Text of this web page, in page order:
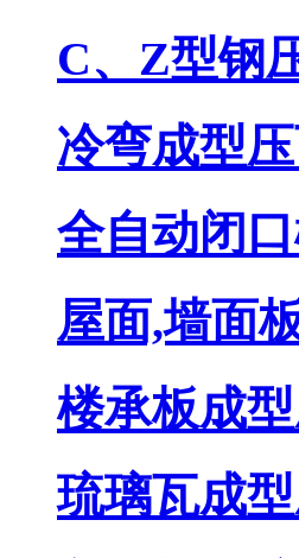
C、Z型钢
冷弯成型
全自动闭
屋面,墙面
楼承板成
琉璃瓦成